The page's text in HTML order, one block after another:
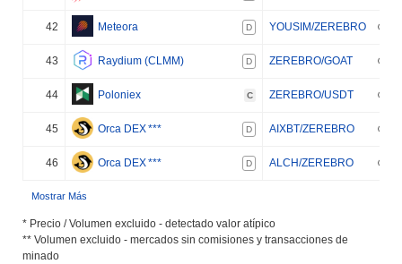
42 Meteora D YOUSIM/ZEREBRO
43 Raydium (CLMM) D ZEREBRO/GOAT
44 Poloniex C ZEREBRO/USDT
45 Orca DEX*** D AIXBT/ZEREBRO
46 Orca DEX*** D ALCH/ZEREBRO
Mostrar Más
* Precio / Volumen excluido - detectado valor atípico
** Volumen excluido - mercados sin comisiones y transacciones de
minado